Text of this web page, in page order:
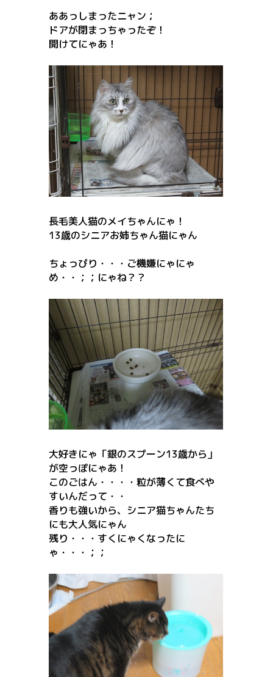
ああっしまったニャン；
ドアが閉まっちゃったぞ！
開けてにゃあ！
長毛美人猫のメイちゃんにゃ！
13歳のシニアお姉ちゃん猫にゃん
ちょっぴり・・・ご機嫌にゃにゃ
め・・；；にゃね？？
大好きにゃ「銀のスプーン13歳から」
が空っぽにゃあ！
このごはん・・・・粒が薄くて食べや
すいんだって・・
香りも強いから、シニア猫ちゃんたち
にも大人気にゃん
残り・・・すくにゃくなったに
ゃ・・・；；